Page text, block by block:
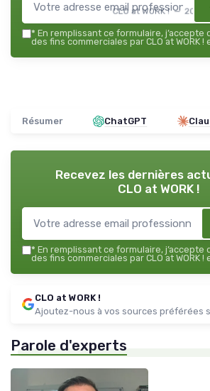
CLO at WORK ! — 2026
* En remplissant ce formulaire, j’accepte
des fins commerciales par CLO at WORK
Résumer ChatGPT
Recevez les dernières
CLO at WORK !
* En remplissant ce formulaire, j’accepte
des fins commerciales par CLO at WORK
CLO at WORK !
Ajoutez-nous à vos sources préférées
Parole d'experts